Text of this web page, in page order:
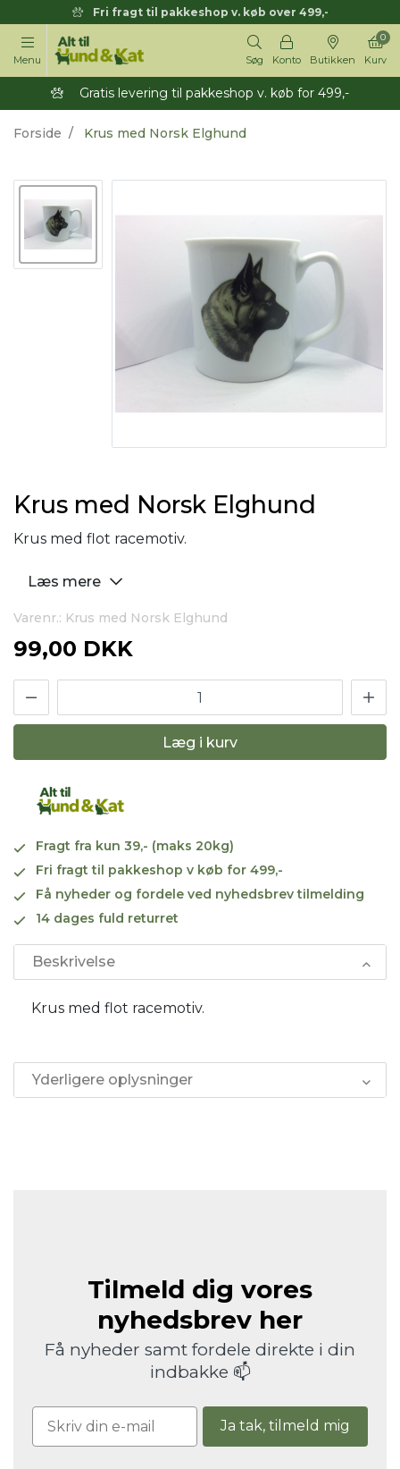
Fri fragt til pakkeshop v. køb over 499,-
Menu Søg Konto Butikken Kurv
0
Gratis levering til pakkeshop v. køb for 499,-
Forside Krus med Norsk Elghund
Krus med Norsk Elghund
Krus med flot racemotiv.
Læs mere
Varenr.: Krus med Norsk Elghund
99,00 DKK
Læg i kurv
Fragt fra kun 39,- (maks 20kg)
Fri fragt til pakkeshop v køb for 499,-
Få nyheder og fordele ved nyhedsbrev tilmelding
14 dages fuld returret
Beskrivelse
Krus med flot racemotiv.
Yderligere oplysninger
Tilmeld dig vores
nyhedsbrev her
Få nyheder samt fordele direkte i din
indbakke 📫
Ja tak, tilmeld mig